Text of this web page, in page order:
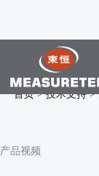
首页 技术支持
产品视频